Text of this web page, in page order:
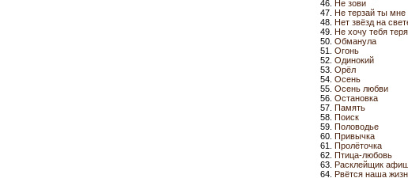
Не зови
Не терзай ты
Нет звёзд на
Не хочу тебя
Обманула
Огонь
Одинокий
Орёл
Осень
Осень любви
Остановка
Память
Поиск
Половодье
Привычка
Пролёточка
Птица-любовь
Расклейщик афиш
Рвётся наша